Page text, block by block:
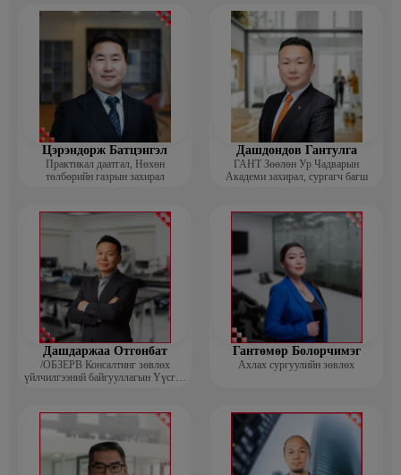
Цэрэндорж Батцэнгэл
Практикал даатгал, Нөхөн
төлбөрийн газрын захирал
Дашдондов Гантулга
ГАНТ Зөөлөн Ур Чадварын
Академи захирал, сургагч багш
Дашдаржаа Отгонбат
/ОБЗЕРВ Консалтинг зөвлөх
үйлчилгээний байгууллагын Үүсгэн
Гантөмөр Болорчимэг
Ахлах сургуулийн зөвлөх